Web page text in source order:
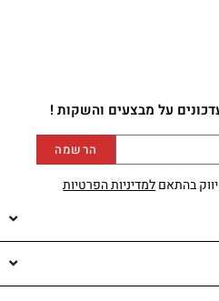
על מבצעים והשקות !
בהתאםלמדיניות הפרטיות
הרשמה